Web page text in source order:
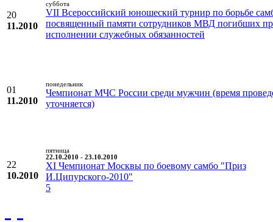
20
11.2010
суббота
VII Всероссийский юношеский турнир по борьбе
посвященный памяти сотрудников МВД погибших
исполнении служебных обязанностей
01
11.2010
понедельник
Чемпионат МЧС России среди мужчин (время
уточняется)
22
10.2010
пятница
22.10.2010 - 23.10.2010
XI Чемпионат Москвы по боевому самбо "Приз
И.Ципурского-2010"
5